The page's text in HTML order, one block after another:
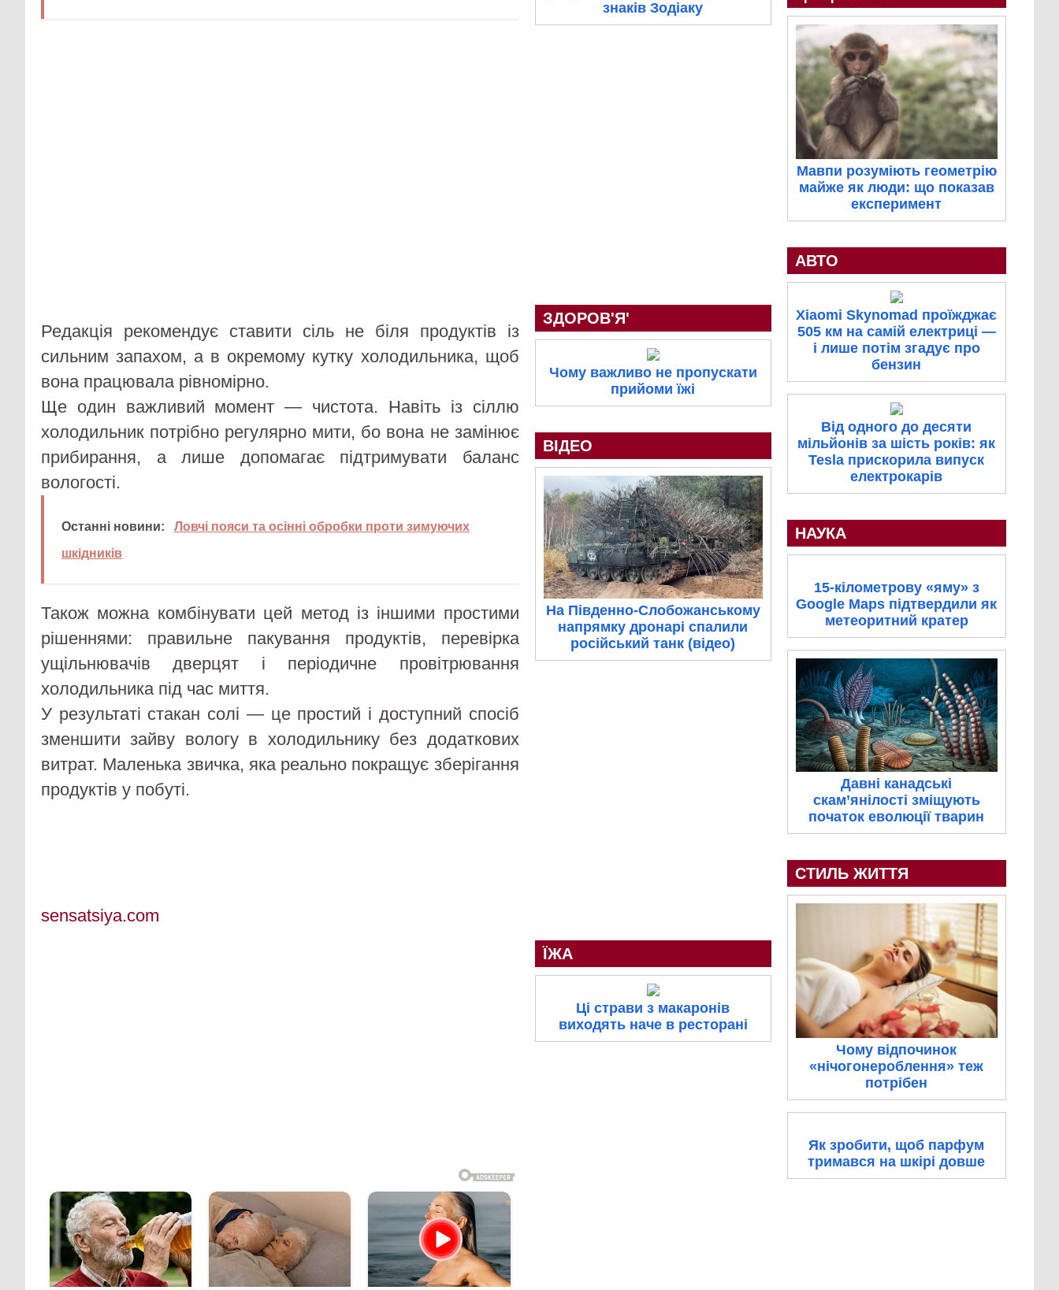
Редакція рекомендує ставити сіль не біля продуктів із
сильним запахом, а в окремому кутку холодильника, щоб
вона працювала рівномірно.
Ще один важливий момент — чистота. Навіть із сіллю
холодильник потрібно регулярно мити, бо вона не замінює
прибирання, а лише допомагає підтримувати баланс
вологості.
Останні новини:
Ловчі пояси та осінні обробки проти зимуючих
шкідників
Також можна комбінувати цей метод із іншими простими
рішеннями: правильне пакування продуктів, перевірка
ущільнювачів дверцят і періодичне провітрювання
холодильника під час миття.
У результаті стакан солі — це простий і доступний спосіб
зменшити зайву вологу в холодильнику без додаткових
витрат. Маленька звичка, яка реально покращує зберігання
продуктів у побуті.
sensatsiya.com
знаків Зодіаку
ЗДОРОВ'Я'
Чому важливо не пропускати
прийоми їжі
ВІДЕО
На Південно-Слобожанському
напрямку дронарі спалили
російський танк (відео)
ЇЖА
Ці страви з макаронів
виходять наче в ресторані
Мавпи розуміють геометрію
майже як люди: що показав
експеримент
АВТО
Xiaomi Skynomad проїжджає
505 км на самій електриці —
і лише потім згадує про
бензин
Від одного до десяти
мільйонів за шість років: як
Tesla прискорила випуск
електрокарів
НАУКА
15-кілометрову «яму» з
Google Maps підтвердили як
метеоритний кратер
Давні канадські
скам’янілості зміщують
початок еволюції тварин
СТИЛЬ ЖИТТЯ
Чому відпочинок
«нічогонероблення» теж
потрібен
Як зробити, щоб парфум
тримався на шкірі довше